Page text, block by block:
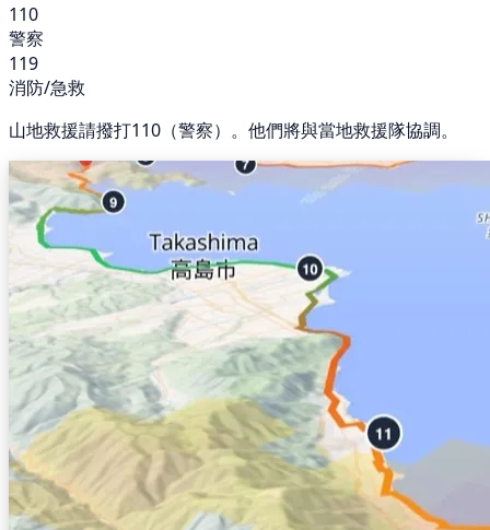
110
警察
119
消防/急救
山地救援請撥打110（警察）。他們將與當地救援隊協調。